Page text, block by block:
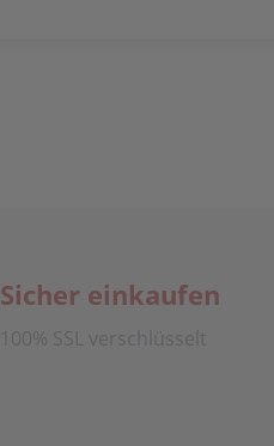
Sicher einkaufen
100% SSL verschlüsselt